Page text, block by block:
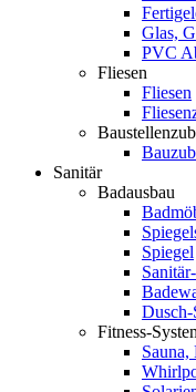
Glas,
PVC
Fliesen
Fliesen
Sanitär
Badausbau
Spiegel
Dusch-
Fitness-
Sauna,